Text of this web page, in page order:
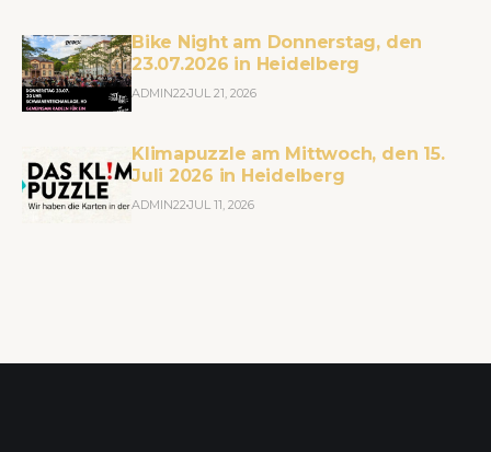
Bike Night am Donnerstag, den
23.07.2026 in Heidelberg
ADMIN22 JUL 21, 2026
Klimapuzzle am Mittwoch, den 15.
Juli 2026 in Heidelberg
ADMIN22 JUL 11, 2026